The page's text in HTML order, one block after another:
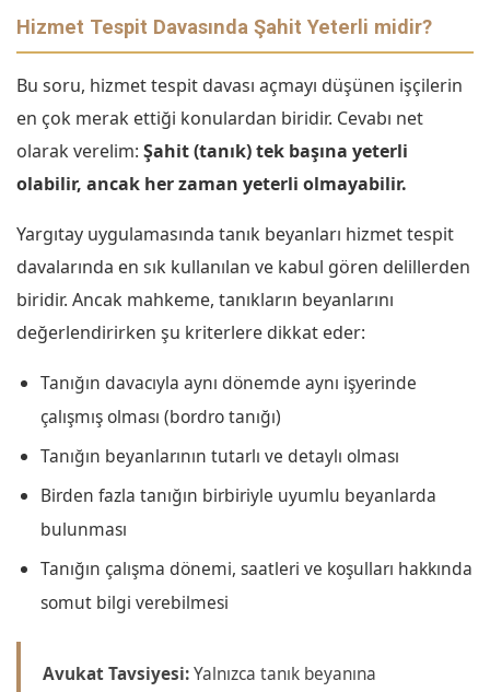
Hizmet Tespit Davasında Şahit Yeterli midir?
Bu soru, hizmet tespit davası açmayı düşünen işçilerin
en çok merak ettiği konulardan biridir. Cevabı net
olarak verelim: Şahit (tanık) tek başına yeterli
olabilir, ancak her zaman yeterli olmayabilir.
Yargıtay uygulamasında tanık beyanları hizmet tespit
davalarında en sık kullanılan ve kabul gören delillerden
biridir. Ancak mahkeme, tanıkların beyanlarını
değerlendirirken şu kriterlere dikkat eder:
Tanığın davacıyla aynı dönemde aynı işyerinde
çalışmış olması (bordro tanığı)
Tanığın beyanlarının tutarlı ve detaylı olması
Birden fazla tanığın birbiriyle uyumlu beyanlarda
bulunması
Tanığın çalışma dönemi, saatleri ve koşulları hakkında
somut bilgi verebilmesi
Avukat Tavsiyesi:Yalnızca tanık beyanına